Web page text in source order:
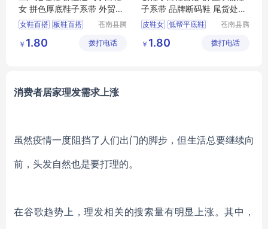
女 拼色厚底鞋子系带 外贸断
码鞋
女鞋百搭 板鞋百搭
小白鞋时尚百搭
苍南县腾
务商行
￥ 1.80 拨打电话
子系带 品牌断码鞋 尾货处理
鞋
皮鞋女 低帮平底鞋
小白鞋时尚百搭
苍南县腾
务商行
￥ 1.80 拨打电话
消费者居家理发需求上涨
虽然疫情一度阻挡了人们出门的脚步，但生活总要继续向
前， 头发自然也是要打理的。
在谷歌趋势上，理发相关的搜索量有明显上涨。其中，